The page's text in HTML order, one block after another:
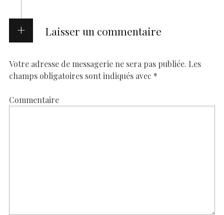
Laisser un commentaire
Votre adresse de messagerie ne sera pas publiée. Les
champs obligatoires sont indiqués avec *
Commentaire